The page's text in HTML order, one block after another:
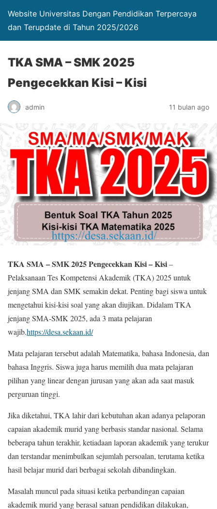
Website Universitas Dengan Pendidikan Terpercaya
dan Terupdate di Tahun 2025/2026
TKA SMA – SMK 2025
Pengecekkan Kisi – Kisi
admin 11 bulan ago
TKA SMA – SMK 2025 Pengecekkan Kisi – Kisi–
Pelaksanaan Tes Kompetensi Akademik (TKA) 2025 untuk
jenjang SMA dan SMK semakin dekat. Penting bagi siswa untuk
mengetahui kisi-kisi soal yang akan diujikan. Didalam TKA
jenjang SMA-SMK 2025, ada 3 mata pelajaran
wajib.https://desa.sekaan.id/
Mata pelajaran tersebut adalah Matematika, bahasa Indonesia, dan
bahasa Inggris. Siswa juga harus memilih dua mata pelajaran
pilihan yang linear dengan jurusan yang akan ada saat masuk
perguruan tinggi.
Jika diketahui, TKA lahir dari kebutuhan akan adanya pelaporan
capaian akademik murid yang berbasis standar nasional. Selama
beberapa tahun terakhir, ketiadaan laporan akademik yang terukur
dan terstandar menimbulkan sejumlah persoalan, terutama ketika
hasil belajar murid dari berbagai sekolah dibandingkan.
Masalah muncul pada situasi ketika perbandingan capaian
akademik murid yang berasal satuan pendidikan dilakukan,